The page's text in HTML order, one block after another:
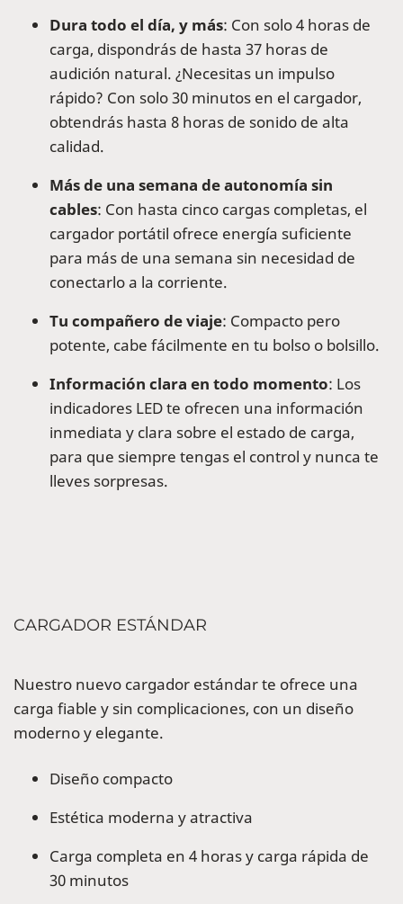
Dura todo el día, y más: Con solo 4 horas de
carga, dispondrás de hasta 37 horas de
audición natural. ¿Necesitas un impulso
rápido? Con solo 30 minutos en el cargador,
obtendrás hasta 8 horas de sonido de alta
calidad.
Más de una semana de autonomía sin
cables: Con hasta cinco cargas completas, el
cargador portátil ofrece energía suficiente
para más de una semana sin necesidad de
conectarlo a la corriente.
Tu compañero de viaje: Compacto pero
potente, cabe fácilmente en tu bolso o bolsillo.
Información clara en todo momento: Los
indicadores LED te ofrecen una información
inmediata y clara sobre el estado de carga,
para que siempre tengas el control y nunca te
lleves sorpresas.
CARGADOR ESTÁNDAR
Nuestro nuevo cargador estándar te ofrece una
carga fiable y sin complicaciones, con un diseño
moderno y elegante.
Diseño compacto
Estética moderna y atractiva
Carga completa en 4 horas y carga rápida de
30 minutos